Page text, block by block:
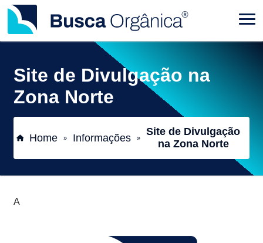
Site de Divulgação na
Zona Norte
Home » Informações »
Site de Divulgação
na Zona Norte
A